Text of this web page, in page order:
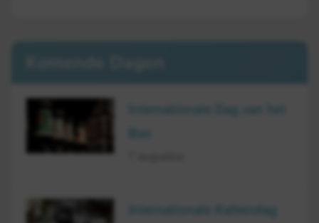
Internationale Dag van het
Internationale Kattendag